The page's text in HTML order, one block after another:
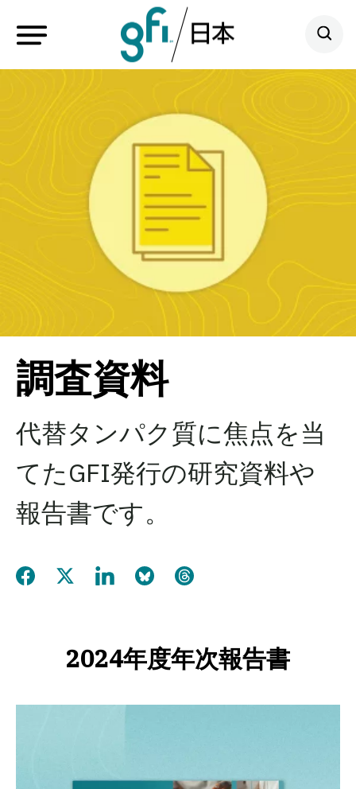
調査資料
代替タンパク質に焦点を当
てたGFI発行の研究資料や
報告書です。
Share this page on Facebook
Share this page on Twitter
Share this page on LinkedIn
Share this page on Bluesky
Share this page on Threads
2024年度年次報告書